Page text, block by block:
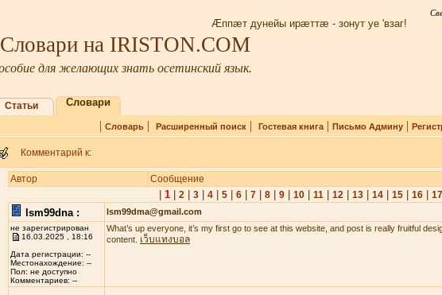
Æппæт дунейы ирæттæ - зонут уе 'взаг!
Словари на IRISTON.COM
для желающих знать осетинский язык.
Статьи Словари
| Словарь| Расширенный поиск| Гостевая книга| Письмо Админу|
Комментарий к:
Автор Сообщение
1| 2| 3| 4| 5| 6| 7| 8| 9| 10| 11| 12| 13| 14| 15| 16| 17
lsm99dna :
lsm99dma@gmail.com
не зарегистрирован
16.03.2025 , 18:16
Дата регистрации: --
Местонахождение: --
Пол: не доступно
Комментариев: --
What’s up everyone, it’s my first go to see at this website, and post is really fruitful
content. เว็บแทงบอล